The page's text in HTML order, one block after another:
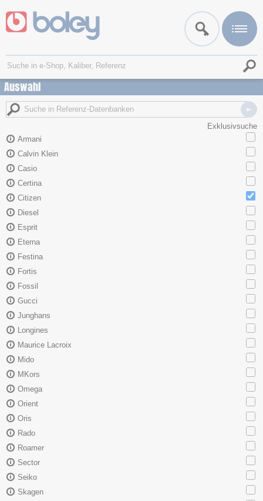
Auswahl
Exklusivsuche
Armani
Calvin Klein
Casio
Certina
Citizen
Diesel
Esprit
Eterna
Festina
Fortis
Fossil
Gucci
Junghans
Longines
Maurice Lacroix
Mido
MKors
Omega
Orient
Oris
Rado
Roamer
Sector
Seiko
Skagen